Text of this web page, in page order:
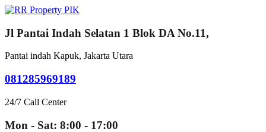
Jl Pantai Indah Selatan 1 Blok DA No.11,
Pantai indah Kapuk, Jakarta Utara
081285969189
24/7 Call Center
Mon - Sat: 8:00 - 17:00